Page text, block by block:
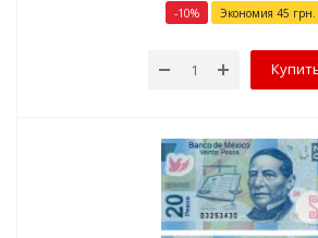
-10% Экономия 45 грн.